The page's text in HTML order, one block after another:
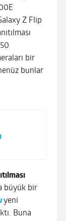
Z Flip
bir
bunlar
büyük bir
yeni
Buna